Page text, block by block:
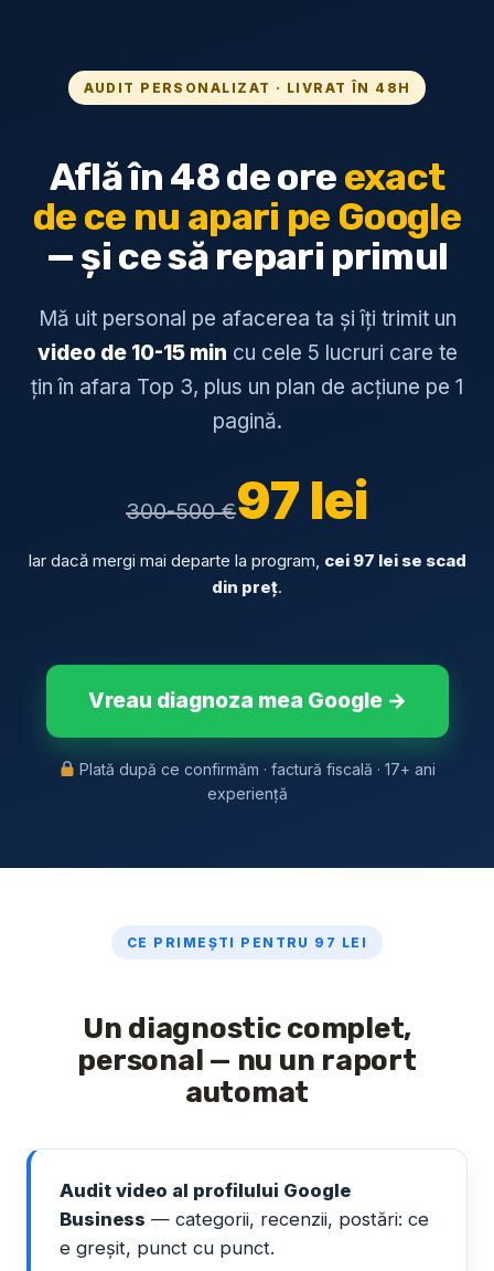
AUDIT PERSONALIZAT · LIVRAT ÎN 48H
Află în 48 de oreexact
de ce nu apari pe Google
— și ce să repari primul
Mă uit personal pe afacerea ta și îți trimit un
video de 10-15 min cu cele 5 lucruri care te
țin în afara Top 3, plus un plan de acțiune pe 1
pagină.
300-500 €97 lei
Iar dacă mergi mai departe la program, cei 97 lei se scad
din preț.
Vreau diagnoza mea Google →
Plată după ce confirmăm · factură fiscală · 17+ ani
experiență
CE PRIMEȘTI PENTRU 97 LEI
Un diagnostic complet,
personal — nu un raport
automat
Audit video al profilului Google
Business — categorii, recenzii, postări: ce
e greșit, punct cu punct.